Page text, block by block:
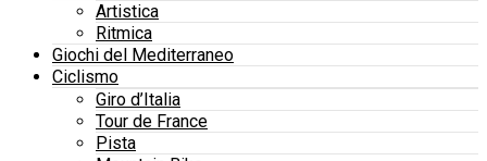
Artistica
Ritmica
Giochi del Mediterraneo
Ciclismo
Giro d’Italia
Tour de France
Pista